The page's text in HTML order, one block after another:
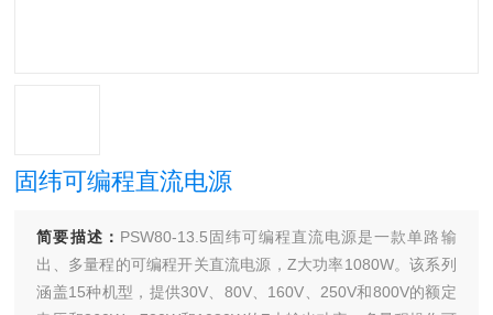
固纬可编程直流电源
简要描述： PSW80-13.5固纬可编程直流电源是一款单路输
出、多量程的可编程开关直流电源，Z大功率1080W。该系列
涵盖15种机型，提供30V、80V、160V、250V和800V的额定